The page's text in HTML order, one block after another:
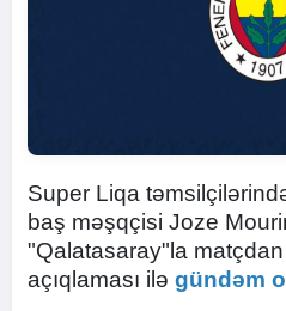
Super Liqa
baş məşqçisi Joze
"Qalatasaray"la matçdan
açıqlaması ilə gündəm